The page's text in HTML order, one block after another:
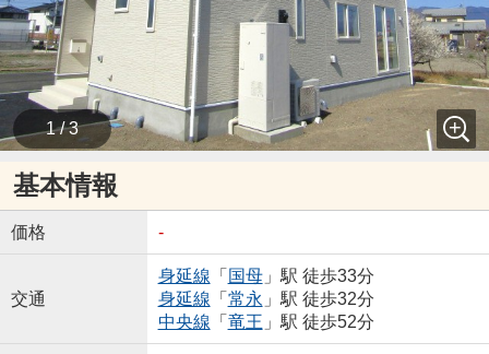
1 / 3
基本情報
価格 -
交通
身延線 「 国母」駅 徒歩33分
身延線 「 常永 」駅 徒歩32分
中央線 「 竜王 」駅 徒歩52分